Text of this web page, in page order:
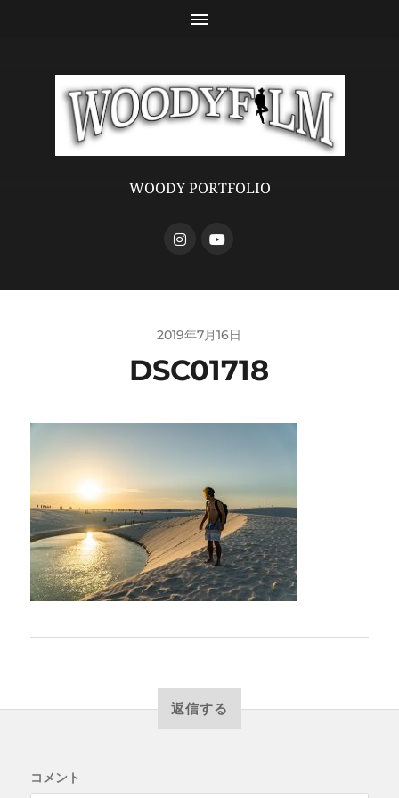
WOODY PORTFOLIO
2019年7月16日
DSC01718
返信する
コメント